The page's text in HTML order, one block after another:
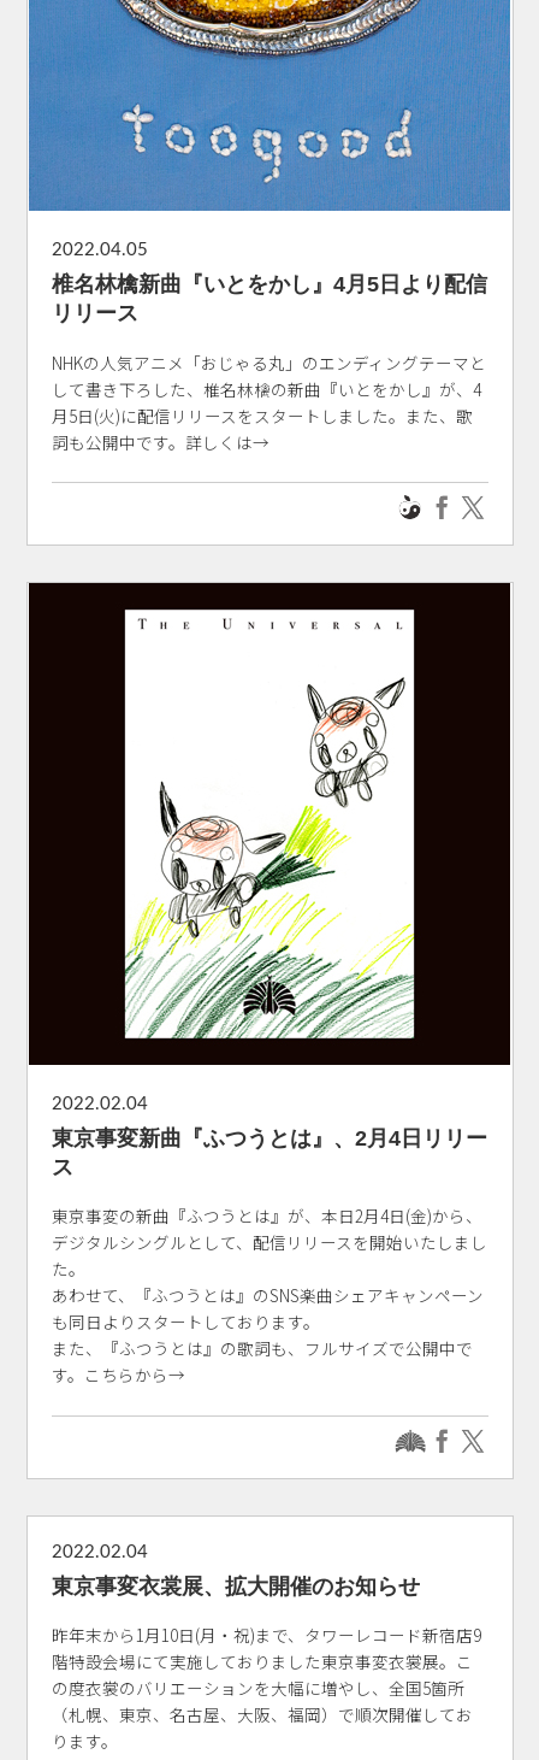
2022.04.05
椎名林檎新曲『いとをかし』4月5日より配信
リリース
NHKの人気アニメ「おじゃる丸」のエンディングテーマと
して書き下ろした、椎名林檎の新曲『いとをかし』が、4
月5日(火)に配信リリースをスタートしました。また、歌
詞も公開中です。詳しくは→
2022.02.04
東京事変新曲『ふつうとは』、2月4日リリー
ス
東京事変の新曲『ふつうとは』が、本日2月4日(金)から、
デジタルシングルとして、配信リリースを開始いたしまし
た。
あわせて、『ふつうとは』のSNS楽曲シェアキャンペーン
も同日よりスタートしております。
また、『ふつうとは』の歌詞も、フルサイズで公開中で
す。こちらから→
2022.02.04
東京事変衣裳展、拡大開催のお知らせ
昨年末から1月10日(月・祝)まで、タワーレコード新宿店9
階特設会場にて実施しておりました東京事変衣裳展。こ
の度衣裳のバリエーションを大幅に増やし、全国5箇所
（札幌、東京、名古屋、大阪、福岡）で順次開催してお
ります。